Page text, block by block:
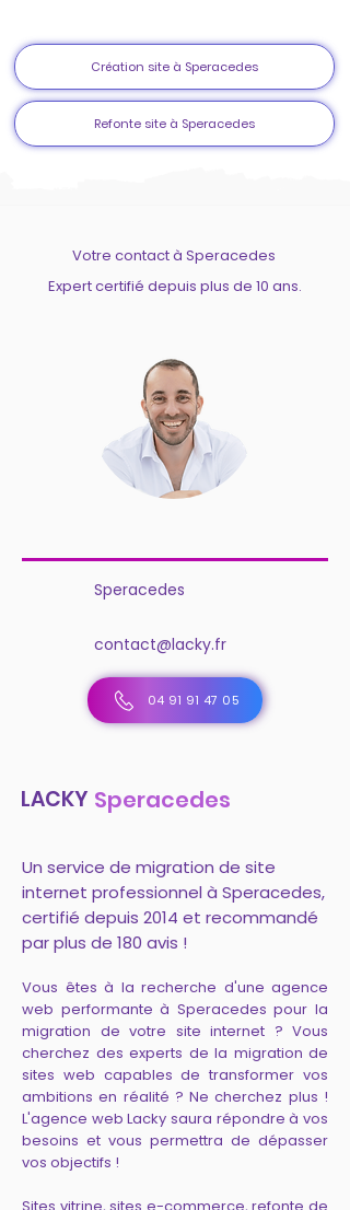
Création site à Speracedes
Refonte site à Speracedes
Votre contact à Speracedes
Expert certifié depuis plus de 10 ans.
Speracedes
contact@lacky.fr
04 91 91 47 05
LACKY Speracedes
Un service de migration de site
internet professionnel à Speracedes,
certifié depuis 2014 et recommandé
par plus de 180 avis !
Vous êtes à la recherche d'une agence
web performante à Speracedes pour la
migration de votre site internet ? Vous
cherchez des experts de la migration de
sites web capables de transformer vos
ambitions en réalité ? Ne cherchez plus !
L'agence web Lacky saura répondre à vos
besoins et vous permettra de dépasser
vos objectifs !